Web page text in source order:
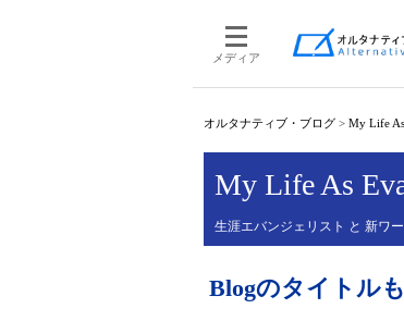
メディア
オルタナティブ・ブログ > My Life
My Life As
生涯エバンジェリスト と 新ワ
Blogのタイトル